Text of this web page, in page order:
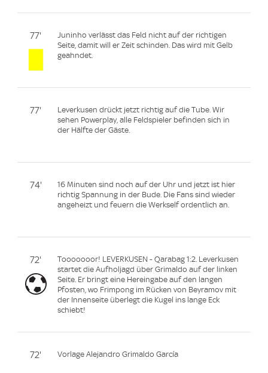
77'
Juninho verlässt das Feld nicht auf der richtigen
Seite, damit will er Zeit schinden. Das wird mit Gelb
geahndet.
77'
Leverkusen drückt jetzt richtig auf die Tube. Wir
sehen Powerplay, alle Feldspieler befinden sich in
der Hälfte der Gäste.
74'
16 Minuten sind noch auf der Uhr und jetzt ist hier
richtig Spannung in der Bude. Die Fans sind wieder
angeheizt und feuern die Werkself ordentlich an.
72'
Tooooooor! LEVERKUSEN - Qarabag 1:2. Leverkusen
startet die Aufholjagd über Grimaldo auf der linken
Seite. Er bringt eine Hereingabe auf den langen
Pfosten, wo Frimpong im Rücken von Beyramov mit
der Innenseite überlegt die Kugel ins lange Eck
schiebt!
72' Vorlage Alejandro Grimaldo García